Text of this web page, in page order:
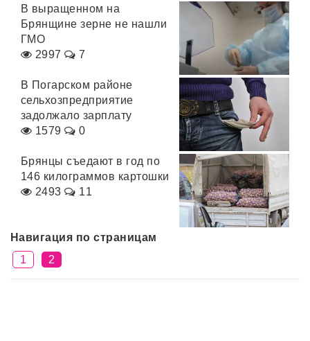
В выращенном на
Брянщине зерне не нашли
ГМО
2997
7
В Погарском районе
сельхозпредприятие
задолжало зарплату
1579
0
Брянцы съедают в год по
146 килограммов картошки
2493
11
Навигация по страницам
1
2